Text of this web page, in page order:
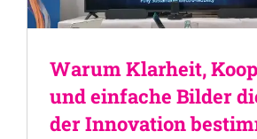
Warum Klarheit,
und einfache Bilder
der Innovation